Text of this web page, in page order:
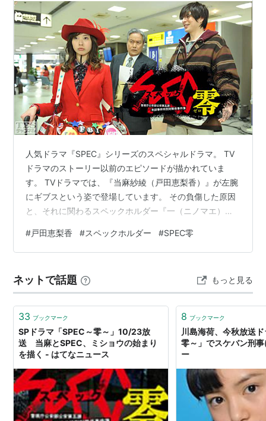
人気ドラマ『SPEC』シリーズのスペシャルドラマ。 TV
ドラマのストーリー以前のエピソードが描かれていま
す。 TVドラマでは、『当麻紗綾（戸田恵梨香）』が左腕
にギブスという姿で登場しています。 その負傷した原因
と、それに関わるスペックホルダー『一（ニノマエ）』
含め様々な視点からお伝えします。 SPEC～零～
#戸田恵梨香 #スペックホルダー #SPEC零
ネットで話題 もっと見る
33 ブックマーク
SPドラマ「SPEC～零～」10/23放
送 当麻とSPEC、ミショウの始まり
を描く - はてなニュース
8 ブックマーク
川島海荷、今秋放送
零～」でスケバン刑
ー